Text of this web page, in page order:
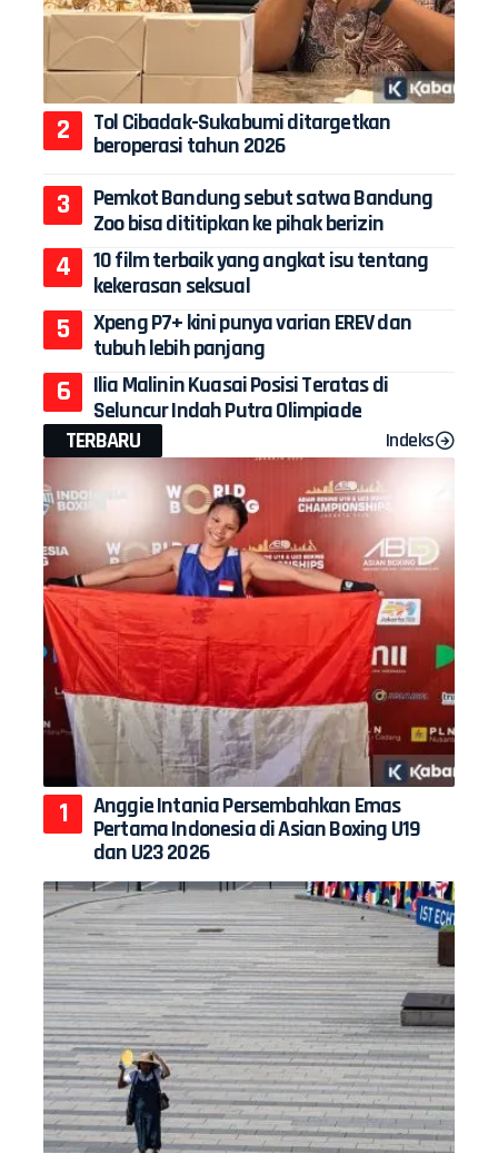
Tol Cibadak-Sukabumi ditargetkan
beroperasi tahun 2026
Pemkot Bandung sebut satwa Bandung
Zoo bisa dititipkan ke pihak berizin
10 film terbaik yang angkat isu tentang
kekerasan seksual
Xpeng P7+ kini punya varian EREV dan
tubuh lebih panjang
Ilia Malinin Kuasai Posisi Teratas di
Seluncur Indah Putra Olimpiade
TERBARU
Indeks
Anggie Intania Persembahkan Emas
Pertama Indonesia di Asian Boxing U19
dan U23 2026